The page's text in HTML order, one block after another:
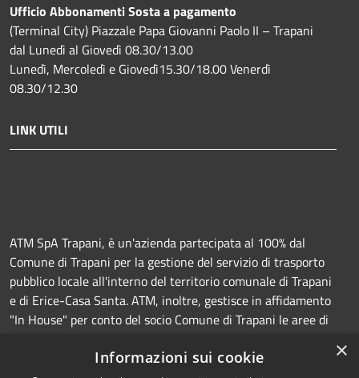
Ufficio Abbonamenti Sosta a pagamento
(Terminal City) Piazzale Papa Giovanni Paolo II – Trapani
dal Lunedì al Giovedì 08.30/13.00
Lunedì, Mercoledì e Giovedì15.30/18.00 Venerdì
08.30/12.30
LINK UTILI
ATM SpA Trapani, è un'azienda partecipata al 100% dal
Comune di Trapani per la gestione del servizio di trasporto
pubblico locale all'interno del territorio comunale di Trapani
e di Erice-Casa Santa. ATM, inoltre, gestisce in affidamento
"In House" per conto del socio Comune di Trapani le aree di
manutenzione della segnaletica orizzontale e verticale.
×
Informazioni sui cookie